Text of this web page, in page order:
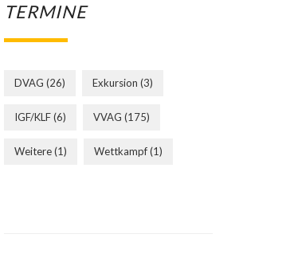
TERMINE
DVAG (26) Exkursion (3)
IGF/KLF(6) VVAG (175)
Weitere(1) Wettkampf(1)